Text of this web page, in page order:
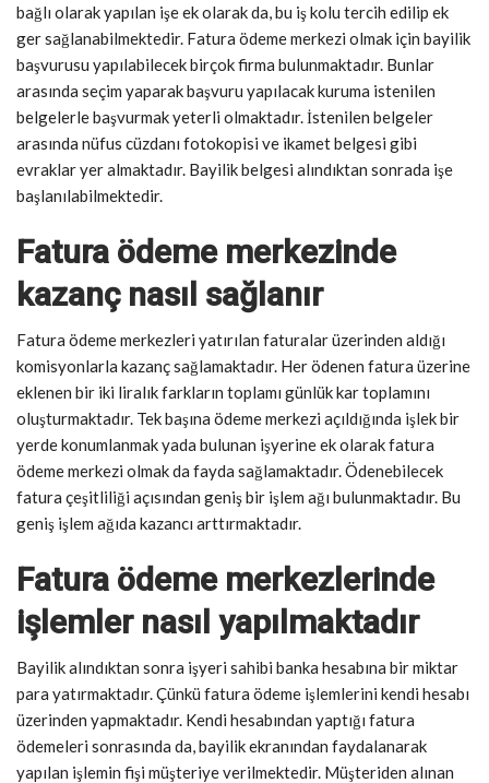
bağlı olarak yapılan işe ek olarak da, bu iş kolu tercih edilip ek
ger sağlanabilmektedir. Fatura ödeme merkezi olmak için bayilik
başvurusu yapılabilecek birçok firma bulunmaktadır. Bunlar
arasında seçim yaparak başvuru yapılacak kuruma istenilen
belgelerle başvurmak yeterli olmaktadır. İstenilen belgeler
arasında nüfus cüzdanı fotokopisi ve ikamet belgesi gibi
evraklar yer almaktadır. Bayilik belgesi alındıktan sonrada işe
başlanılabilmektedir.
Fatura ödeme merkezinde
kazanç nasıl sağlanır
Fatura ödeme merkezleri yatırılan faturalar üzerinden aldığı
komisyonlarla kazanç sağlamaktadır. Her ödenen fatura üzerine
eklenen bir iki liralık farkların toplamı günlük kar toplamını
oluşturmaktadır. Tek başına ödeme merkezi açıldığında işlek bir
yerde konumlanmak yada bulunan işyerine ek olarak fatura
ödeme merkezi olmak da fayda sağlamaktadır. Ödenebilecek
fatura çeşitliliği açısından geniş bir işlem ağı bulunmaktadır. Bu
geniş işlem ağıda kazancı arttırmaktadır.
Fatura ödeme merkezlerinde
işlemler nasıl yapılmaktadır
Bayilik alındıktan sonra işyeri sahibi banka hesabına bir miktar
para yatırmaktadır. Çünkü fatura ödeme işlemlerini kendi hesabı
üzerinden yapmaktadır. Kendi hesabından yaptığı fatura
ödemeleri sonrasında da, bayilik ekranından faydalanarak
yapılan işlemin fişi müşteriye verilmektedir. Müşteriden alınan